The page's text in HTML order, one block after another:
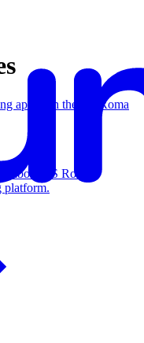
about AS Roma's
platform.